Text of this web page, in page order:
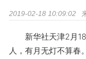
2019-02-18 10:09:02
新华社天津2月18
人，有月无灯不算春